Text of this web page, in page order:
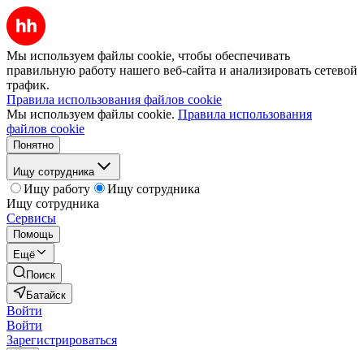
Мы используем файлы cookie, чтобы обеспечивать
правильную работу нашего веб-сайта и анализировать сетевой
трафик.
Правила использования файлов cookie
Мы используем файлы cookie. Правила использования
файлов cookie
Понятно
Ищу сотрудника
Ищу работу
Ищу сотрудника
Ищу сотрудника
Сервисы
Помощь
Ещё
Поиск
Батайск
Войти
Войти
Зарегистрироваться